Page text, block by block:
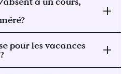
pour les vacances